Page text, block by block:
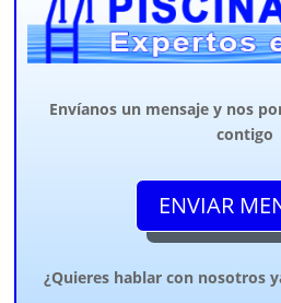
Envíanos un mensaje y nos
contigo
ENVIAR
¿Quieres hablar con nosotros